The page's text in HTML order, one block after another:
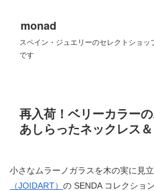
monad
スペイン・ジュエリーのセレクトショ
です
再入荷！ベリーカラー
あしらったネックレス
小さなムラーノガラスを木の実に見
（JOIDART） の SENDA コレクショ